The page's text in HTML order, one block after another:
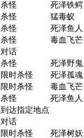
杀怪
死泽铁鳄
杀怪
猛毒蚁
杀怪
死泽鱼人
杀怪
毒血飞芒
对话
杀怪
死泽野鬼
限时杀怪
死泽孤魂
限时杀怪
毒血飞芒
杀怪
死泽鱼人
到达指定地点
对话
限时杀怪
死泽树妖